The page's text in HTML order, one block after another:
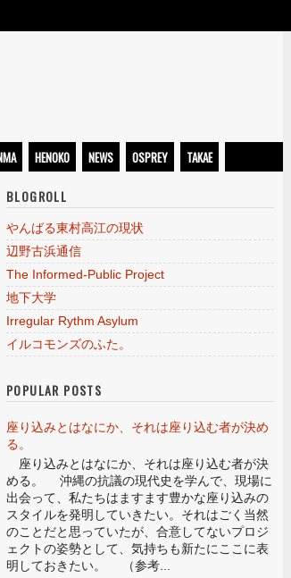
HENOKO NEWS OSPREY TAKAE
BLOGROLL
やんばる東村高江の現状
辺野古浜通信
The Informed-Public Project
地下大学
Irregular Rythm Asylum
イルコモンズのふた。
POPULAR POSTS
座り込みとはなにか、それは座り込む者が決め
る。
座り込みとはなにか、それは座り込む者が決
める。 沖縄の抗議の現代史を学んで、現場に
出会って、私たちはますます豊かな座り込みの
スタイルを発明していきたい。それはごく当然
のことだと思っていたが、合意してないプロジ
ェクトの姿勢として、気持ちも新たにここに表
明しておきたい。 （参考...